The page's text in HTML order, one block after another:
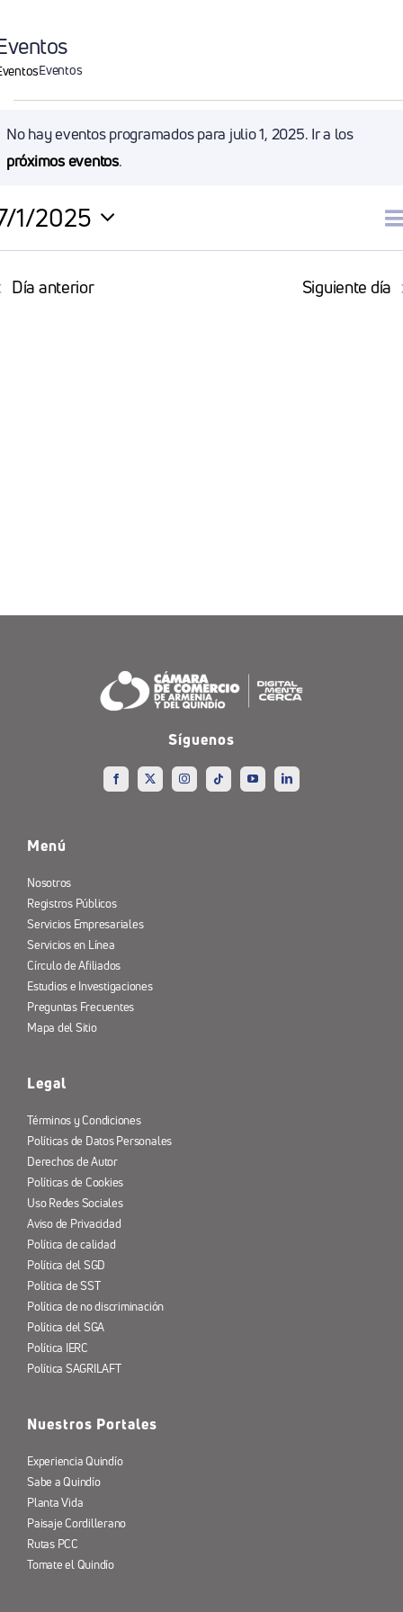
Eventos
Aviso
No hay eventos programados para julio 1, 2025. Ir a los
próximos eventos.
1/2025
Día anterior Siguiente día
Síguenos
Menú
Nosotros
Registros Públicos
Servicios Empresariales
Servicios en Línea
Círculo de Afiliados
Estudios e Investigaciones
Preguntas Frecuentes
Mapa del Sitio
Legal
Términos y Condiciones
Políticas de Datos Personales
Derechos de Autor
Políticas de Cookies
Uso Redes Sociales
Aviso de Privacidad
Política de calidad
Política del SGD
Política de SST
Política de no discriminación
Política del SGA
Política IERC
Política SAGRILAFT
Nuestros Portales
Experiencia Quindío
Sabe a Quindío
Planta Vida
Paisaje Cordillerano
Rutas PCC
Tomate el Quindío